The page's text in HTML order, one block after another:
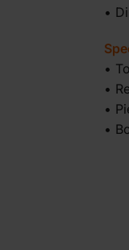
•
•
•
•
•